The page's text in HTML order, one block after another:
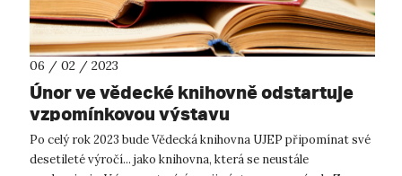
06 / 02 / 2023
Únor ve vědecké knihovně odstartuje
vzpomínkovou výstavu
Po celý rok 2023 bude Vědecká knihovna UJEP připomínat své
desetileté výročí... jako knihovna, která se neustále